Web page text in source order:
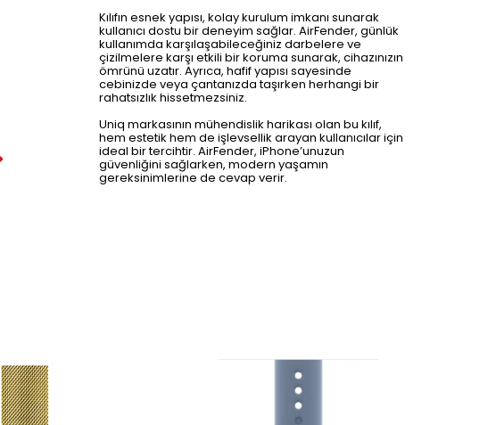
Kılıfın esnek yapısı, kolay kurulum imkanı sunarak
kullanıcı dostu bir deneyim sağlar. AirFender, günlük
kullanımda karşılaşabileceğiniz darbelere ve
çizilmelere karşı etkili bir koruma sunarak, cihazınızın
ömrünü uzatır. Ayrıca, hafif yapısı sayesinde
cebinizde veya çantanızda taşırken herhangi bir
rahatsızlık hissetmezsiniz.
Uniq markasının mühendislik harikası olan bu kılıf,
hem estetik hem de işlevsellik arayan kullanıcılar için
ideal bir tercihtir. AirFender, iPhone’unuzun
güvenliğini sağlarken, modern yaşamın
gereksinimlerine de cevap verir.